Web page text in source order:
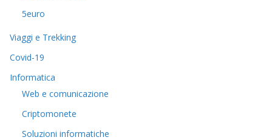
5euro
Viaggi e Trekking
Covid-19
Informatica
Web e comunicazione
Criptomonete
Soluzioni informatiche